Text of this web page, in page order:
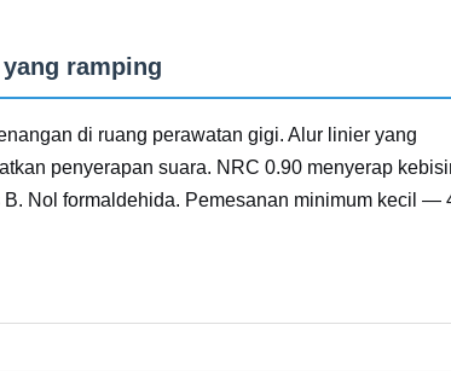
ramping
di ruang perawatan gigi. Alur linier yang
penyerapan suara. NRC 0.90 menyerap
Nol formaldehida. Pemesanan minimum kecil —